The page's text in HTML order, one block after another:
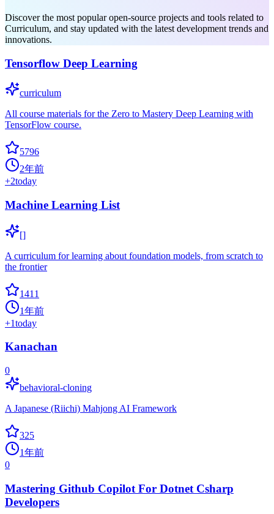
Discover the most popular open-source projects and tools related to
Curriculum, and stay updated with the latest development trends and
innovations.
Tensorflow Deep Learning
curriculum
All course materials for the Zero to Mastery Deep Learning with
TensorFlow course.
5796
2年前
+2today
Machine Learning List
[]
A curriculum for learning about foundation models, from scratch to
the frontier
1411
1年前
+1today
Kanachan
0
behavioral-cloning
A Japanese (Riichi) Mahjong AI Framework
325
1年前
0
Mastering Github Copilot For Dotnet Csharp
Developers